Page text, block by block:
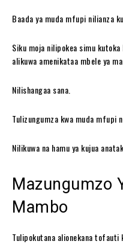
Baada ya muda mfupi nilianza
Siku moja nilipokea simu kutoka
alikuwa amenikataa mbele ya
Nilishangaa sana.
Tulizungumza kwa muda mfupi
Nilikuwa na hamu ya kujua
Mazungumzo
Mambo
Tulipokutana alionekana tofauti